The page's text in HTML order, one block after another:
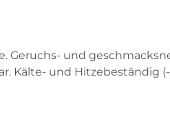
Geruchs- und
Kälte- und Hitzebeständig